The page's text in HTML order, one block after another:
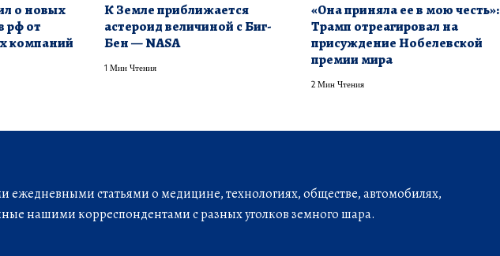
о новых
рф от
компаний
К Земле приближается
астероид величиной с Биг-
Бен — NASA
1 Мин Чтения
«Она приняла ее в мою честь»:
Трамп отреагировал на
присуждение Нобелевской
премии мира
2 Мин Чтения
ежедневными статьями о медицине, технологиях, обществе, автомобилях,
нашими корреспондентами с разных уголков земного шара.